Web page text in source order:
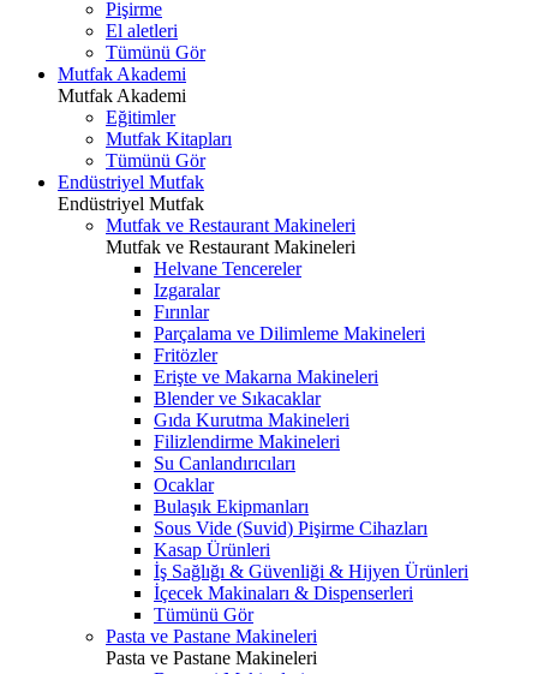
Pişirme
El aletleri
Tümünü Gör
Mutfak Akademi
Mutfak Akademi
Eğitimler
Mutfak Kitapları
Tümünü Gör
Endüstriyel Mutfak
Endüstriyel Mutfak
Mutfak ve Restaurant Makineleri
Mutfak ve Restaurant Makineleri
Helvane Tencereler
Izgaralar
Fırınlar
Parçalama ve Dilimleme Makineleri
Fritözler
Erişte ve Makarna Makineleri
Blender ve Sıkacaklar
Gıda Kurutma Makineleri
Filizlendirme Makineleri
Su Canlandırıcıları
Ocaklar
Bulaşık Ekipmanları
Sous Vide (Suvid) Pişirme Cihazları
Kasap Ürünleri
İş Sağlığı & Güvenliği & Hijyen Ürünleri
İçecek Makinaları & Dispenserleri
Tümünü Gör
Pasta ve Pastane Makineleri
Pasta ve Pastane Makineleri